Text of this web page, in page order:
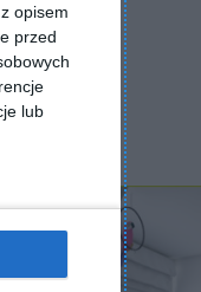
opisem
przed
lub